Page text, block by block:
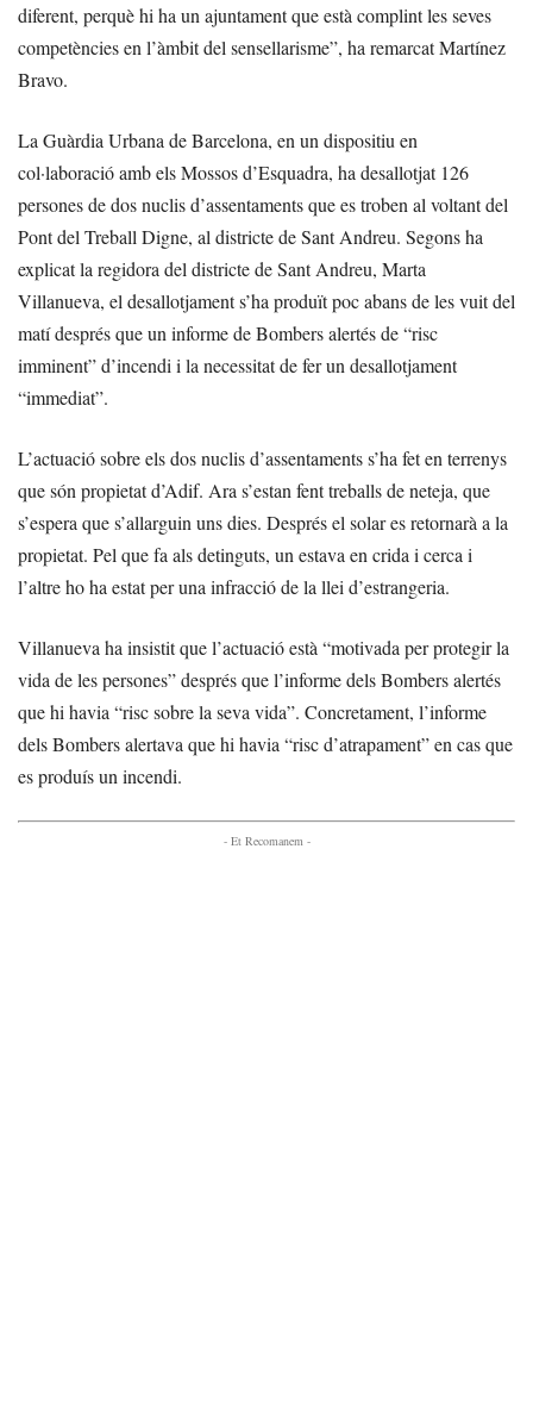
diferent, perquè hi ha un ajuntament que està complint les seves
competències en l’àmbit del sensellarisme”, ha remarcat Martínez
Bravo.
La Guàrdia Urbana de Barcelona, en un dispositiu en
col·laboració amb els Mossos d’Esquadra, ha desallotjat 126
persones de dos nuclis d’assentaments que es troben al voltant del
Pont del Treball Digne, al districte de Sant Andreu. Segons ha
explicat la regidora del districte de Sant Andreu, Marta
Villanueva, el desallotjament s’ha produït poc abans de les vuit del
matí després que un informe de Bombers alertés de “risc
imminent” d’incendi i la necessitat de fer un desallotjament
“immediat”.
L’actuació sobre els dos nuclis d’assentaments s’ha fet en terrenys
que són propietat d’Adif. Ara s’estan fent treballs de neteja, que
s’espera que s’allarguin uns dies. Després el solar es retornarà a la
propietat. Pel que fa als detinguts, un estava en crida i cerca i
l’altre ho ha estat per una infracció de la llei d’estrangeria.
Villanueva ha insistit que l’actuació està “motivada per protegir la
vida de les persones” després que l’informe dels Bombers alertés
que hi havia “risc sobre la seva vida”. Concretament, l’informe
dels Bombers alertava que hi havia “risc d’atrapament” en cas que
es produís un incendi.
- Et Recomanem -